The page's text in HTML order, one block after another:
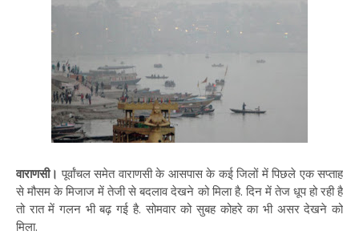
वाराणसी। पूर्वांचल समेत वाराणसी के आसपास के कई जिलों में पिछले एक सप्ताह
से मौसम के मिजाज में तेजी से बदलाव देखने को मिला है. दिन में तेज धूप हो रही है
तो रात में गलन भी बढ़ गई है. सोमवार को सुबह कोहरे का भी असर देखने को
मिला.